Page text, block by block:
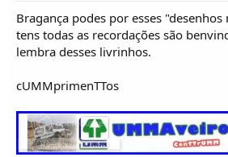
Bragança podes por esses
tens todas as recordações são
lembra desses livrinhos.
cUMMprimenTTos